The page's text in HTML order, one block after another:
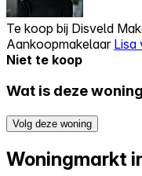
Te koop bij Disveld
Aankoopmakelaar Lisa
Niet te koop
Wat is deze
Volg deze woning
Woningmarkt